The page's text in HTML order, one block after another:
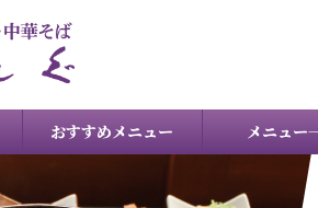
おすすめメニュー メニュー